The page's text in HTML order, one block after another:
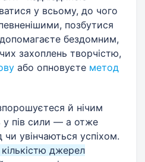
у всьому, до чого
позбутися
бездомним,
захоплень творчістю,
або опновуєте метод
й нічим
у пів сили — а отже
чи увінчаються успіхом.
джерел